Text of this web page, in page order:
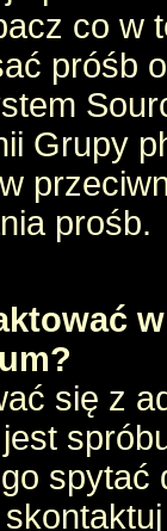
co w
próśb
Grupy
prośb.
się z